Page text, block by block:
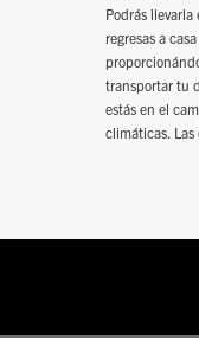
Podrás
regresas a
transportar tu
estás en el
climáticas. Las